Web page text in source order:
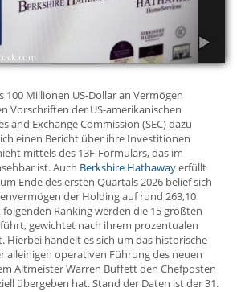
100 Millionen US-Dollar an Vermögen
Vorschriften der US-amerikanischen
and Exchange Commission (SEC) dazu
einen Bericht über ihre Investitionen
mittels des 13F-Formulars, das im
ist. Auch Berkshire Hathawayerfüllt
Ende des ersten Quartals 2026 belief sich
der Holding auf rund 263,10
Ranking werden die 15 größten
gewichtet nach ihrem prozentualen
Hierbei handelt es sich um das historische
alleinigen operativen Führung des neuen
Altmeister Warren Buffett den Chefposten
übergeben hat. Stand der Daten ist der 31.